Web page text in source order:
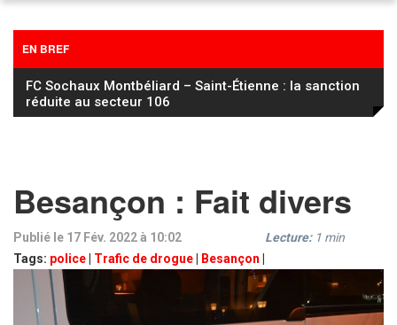
EN BREF
FC Sochaux Montbéliard – Saint-Étienne : la sanction
réduite au secteur 106
Besançon : Fait divers
Publié le 17 Fév. 2022 à 10:02
Tags: police Trafic de drogue Besançon
Lecture: 1 min